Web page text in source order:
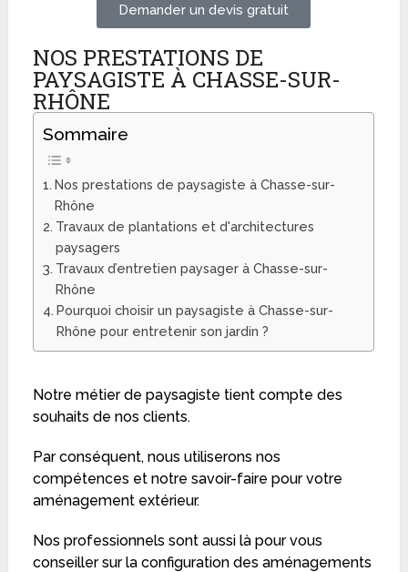
Demander un devis gratuit
NOS PRESTATIONS DE
PAYSAGISTE À CHASSE-SUR-
RHÔNE
Sommaire
Nos prestations de paysagiste à Chasse-sur-
Rhône
Travaux de plantations et d'architectures
paysagers
Travaux d’entretien paysager à Chasse-sur-
Rhône
Pourquoi choisir un paysagiste à Chasse-sur-
Rhône pour entretenir son jardin ?
Notre métier de paysagiste tient compte des
souhaits de nos clients.
Par conséquent, nous utiliserons nos
compétences et notre savoir-faire pour votre
aménagement extérieur.
Nos professionnels sont aussi là pour vous
conseiller sur la configuration des aménagements